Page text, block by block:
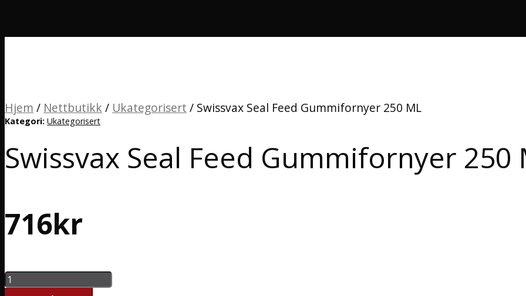
Hjem / Nettbutikk / Ukategorisert / Swissvax Seal Feed Gummifornyer 250 ML
Kategori: Ukategorisert
Swissvax Seal Feed Gummifornyer 250
716kr
Swissvax